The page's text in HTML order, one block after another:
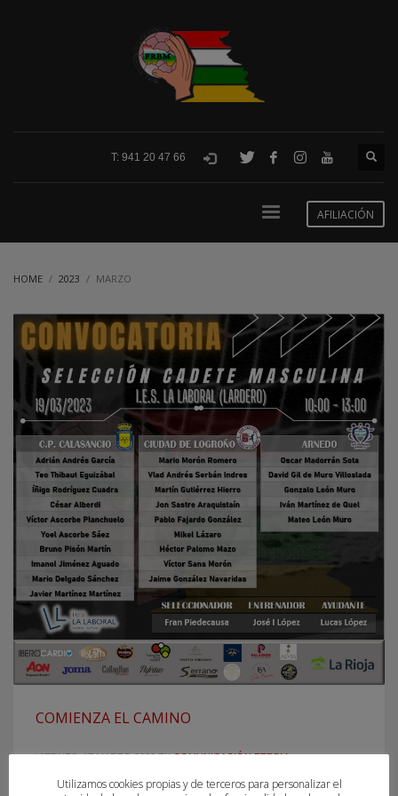
T: 941 20 47 66
AFILIACIÓN
HOME 2023 MARZO
COMIENZA EL CAMINO
VIERNES, 17 MARZO 2023 BYCOMUNICACIÓN FTRBM
Utilizamos cookies propias y de terceros para personalizar el